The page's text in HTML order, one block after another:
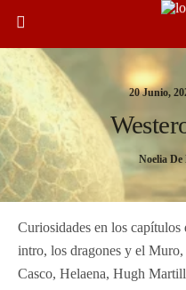
20 Junio,
Noelia
Curiosidades en los
intro, los dragones y el
Casco, Helaena, Hugh